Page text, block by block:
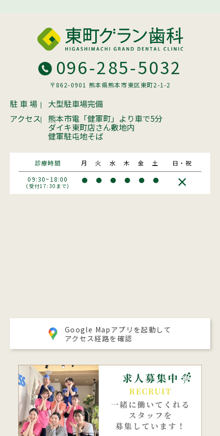
096-285-5032
〒862-0901 熊本県熊本市東区東町2-1-2
駐 車 場
大型駐車場完備
アクセス
熊本市電「健軍町」より車で5分
ダイキ東町店さん敷地内
健軍駐屯地そば
診療時間 月 火 水 木 金 土
日・祝
09:30~18:00
(受付17:30まで)
● ● ● ● ● ● ×
Google Mapアプリを起動して
アクセス経路を確認